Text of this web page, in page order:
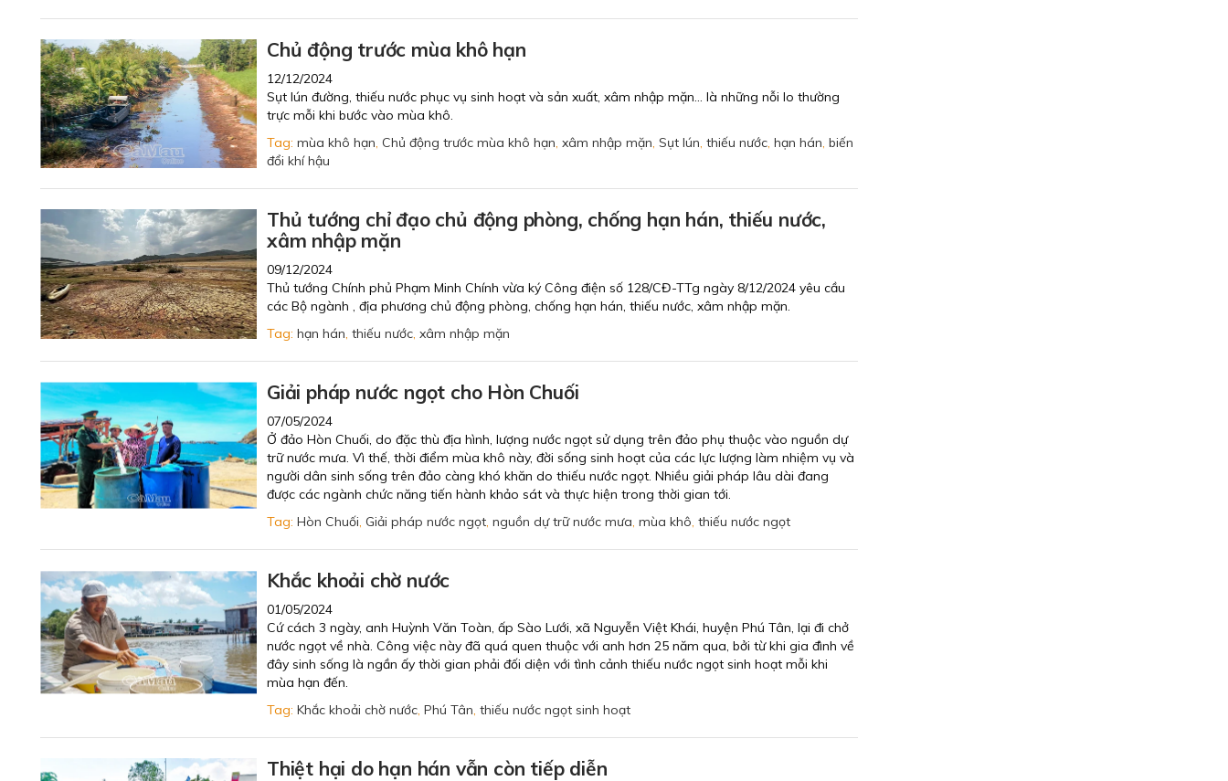
Chủ động trước mùa khô hạn
12/12/2024
Sụt lún đường, thiếu nước phục vụ sinh hoạt và sản xuất, xâm nhập mặn... là những nỗi lo thường
trực mỗi khi bước vào mùa khô.
Tag: mùa khô hạn, Chủ động trước mùa khô hạn, xâm nhập mặn, Sụt lún, thiếu nước, hạn hán, biến
đổi khí hậu
Thủ tướng chỉ đạo chủ động phòng, chống hạn hán, thiếu nước,
xâm nhập mặn
09/12/2024
Thủ tướng Chính phủ Phạm Minh Chính vừa ký Công điện số 128/CĐ-TTg ngày 8/12/2024 yêu cầu
các Bộ ngành , địa phương chủ động phòng, chống hạn hán, thiếu nước, xâm nhập mặn.
Tag: hạn hán, thiếu nước, xâm nhập mặn
Giải pháp nước ngọt cho Hòn Chuối
07/05/2024
Ở đảo Hòn Chuối, do đặc thù địa hình, lượng nước ngọt sử dụng trên đảo phụ thuộc vào nguồn dự
trữ nước mưa. Vì thế, thời điểm mùa khô này, đời sống sinh hoạt của các lực lượng làm nhiệm vụ và
người dân sinh sống trên đảo càng khó khăn do thiếu nước ngọt. Nhiều giải pháp lâu dài đang
được các ngành chức năng tiến hành khảo sát và thực hiện trong thời gian tới.
Tag: Hòn Chuối, Giải pháp nước ngọt, nguồn dự trữ nước mưa, mùa khô, thiếu nước ngọt
Khắc khoải chờ nước
01/05/2024
Cứ cách 3 ngày, anh Huỳnh Văn Toàn, ấp Sào Lưới, xã Nguyễn Việt Khái, huyện Phú Tân, lại đi chở
nước ngọt về nhà. Công việc này đã quá quen thuộc với anh hơn 25 năm qua, bởi từ khi gia đình về
đây sinh sống là ngần ấy thời gian phải đối diện với tình cảnh thiếu nước ngọt sinh hoạt mỗi khi
mùa hạn đến.
Tag: Khắc khoải chờ nước, Phú Tân, thiếu nước ngọt sinh hoạt
Thiệt hại do hạn hán vẫn còn tiếp diễn